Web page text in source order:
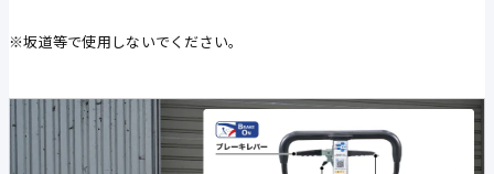
※坂道等で使用しないでください。